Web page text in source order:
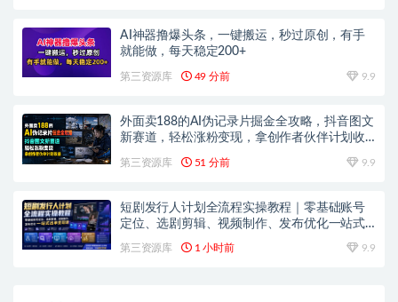
AI神器撸爆头条，一键搬运，秒过原创，有手
就能做，每天稳定200+
第三资源库 49 分前 9.9
外面卖188的AI伪记录片掘金全攻略，抖音图文
新赛道，轻松涨粉变现，拿创作者伙伴计划收
第三资源库 51 分前 9.9
短剧发行人计划全流程实操教程｜零基础账号
定位、选剧剪辑、视频制作、发布优化一站式
第三资源库 1 小时前 9.9